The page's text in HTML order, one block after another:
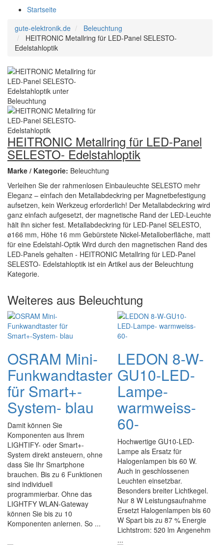
Startseite
gute-elektronik.de
Beleuchtung
HEITRONIC Metallring für LED-Panel SELESTO-
Edelstahloptik
HEITRONIC Metallring für LED-Panel
SELESTO- Edelstahloptik
Marke / Kategorie: Beleuchtung
Verleihen Sie der rahmenlosen Einbauleuchte SELESTO mehr
Eleganz – einfach den Metallabdeckring per Magnetbefestigung
aufsetzen, kein Werkzeug erforderlich! Der Metallabdeckring wird
ganz einfach aufgesetzt, der magnetische Rand der LED-Leuchte
hält ihn sicher fest. Metallabdeckring für LED-Panel SELESTO,
ø166 mm, Höhe 16 mm Gebürstete Nickel-Metalloberfläche, matt
für eine Edelstahl-Optik Wird durch den magnetischen Rand des
LED-Panels gehalten - HEITRONIC Metallring für LED-Panel
SELESTO- Edelstahloptik ist ein Artikel aus der Beleuchtung
Kategorie.
Weiteres aus Beleuchtung
OSRAM Mini-
Funkwandtaster
für Smart+-
System- blau
Damit können Sie
Komponenten aus Ihrem
LIGHTIFY- oder Smart+-
System direkt ansteuern, ohne
dass Sie Ihr Smartphone
brauchen. Bis zu 6 Funktionen
sind individuell
programmierbar. Ohne das
LIGHTFY WLAN-Gateway
können Sie bis zu 10
Komponenten anlernen. So ...
LEDON 8-W-
GU10-LED-
Lampe-
warmweiss-
60-
Hochwertige GU10-LED-
Lampe als Ersatz für
Halogenlampen bis 60 W.
Auch in geschlossenen
Leuchten einsetzbar.
Besonders breiter Lichtkegel.
Nur 8 W Leistungsaufnahme
Ersetzt Halogenlampen bis 60
W Spart bis zu 87 % Energie
Lichtstrom: 520 lm Angenehm
...